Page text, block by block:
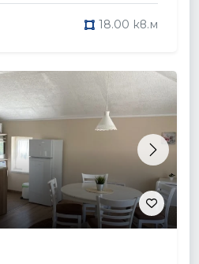
18.00 кв.м
Next